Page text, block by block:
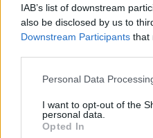
IAB’s list of downstream
also be disclosed by us to
Downstream Participants that
Personal Data
I want to opt-out of the
personal data.
Opted In
Marcos Leonardo
Ajax: 'Hier gaan fans
Resterend
Ajax groeit onder